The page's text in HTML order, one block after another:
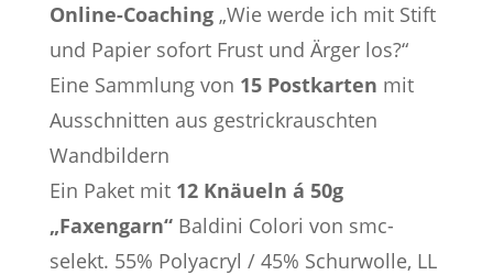
Online-Coaching„Wie werde ich mit Stift
und Papier sofort Frust und Ärger los?“
Eine Sammlung von 15 Postkarten mit
Ausschnitten aus gestrickrauschten
Wandbildern
Ein Paket mit 12 Knäueln á 50g
„Faxengarn“Baldini Colori von smc-
selekt. 55% Polyacryl / 45% Schurwolle, LL